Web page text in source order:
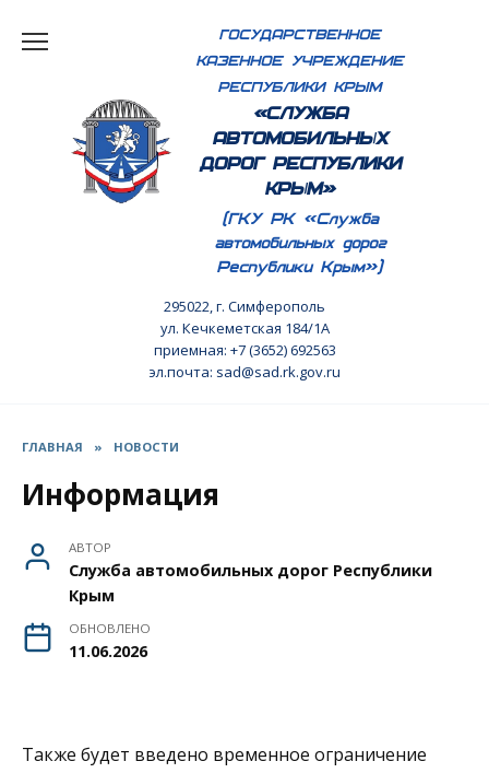
ГОСУДАРСТВЕННОЕ
КАЗЕННОЕ УЧРЕЖДЕНИЕ
РЕСПУБЛИКИ КРЫМ
«СЛУЖБА
АВТОМОБИЛЬНЫХ
ДОРОГ РЕСПУБЛИКИ
КРЫМ»
(ГКУ РК «Служба
автомобильных дорог
Республики Крым»)
295022, г. Симферополь
ул. Кечкеметская 184/1А
приемная: +7 (3652) 692563
эл.почта: sad@sad.rk.gov.ru
ГЛАВНАЯ » НОВОСТИ
Информация
АВТОР
Служба автомобильных дорог Республики
Крым
ОБНОВЛЕНО
11.06.2026
Также будет введено временное ограничение